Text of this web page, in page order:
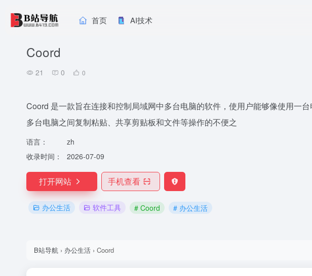
首页 AI技术
Coord
21 0 0
Coord 是一款旨在连接和控制局域网中多台电脑的软件，使用户能够像使用一
多台电脑之间复制粘贴、共享剪贴板和文件等操作的不便之
语言：
zh
收录时间：
2026-07-09
打开网站 手机查看
办公生活 软件工具 # Coord # 办公生活
B站导航 › 办公生活 › Coord